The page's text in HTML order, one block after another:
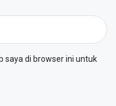
saya di browser ini untuk